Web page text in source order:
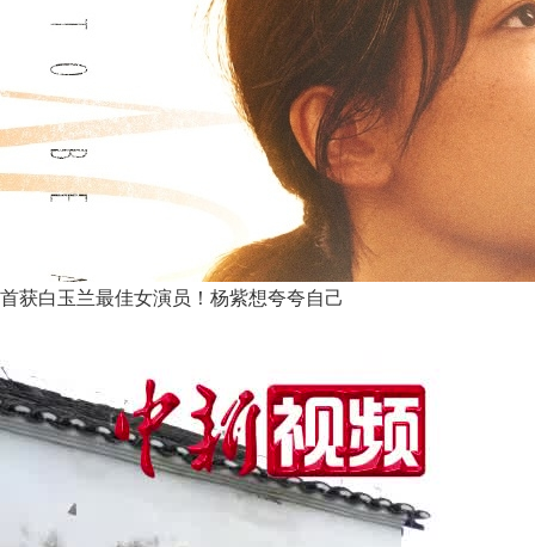
首获白玉兰最佳女演员！杨紫想夸夸自己